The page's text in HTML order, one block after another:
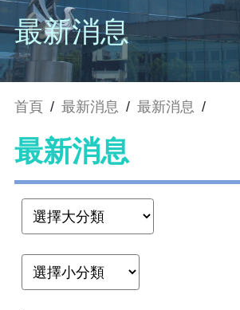
最新消息
首頁 / 最新消息 / 最新消息 /
最新消息